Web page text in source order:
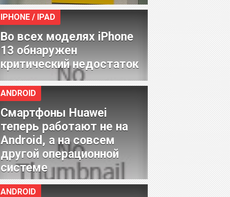
IPHONE / IPAD
Во всех моделях iPhone
13 обнаружен
критический недостаток
ANDROID
Смартфоны Huawei
теперь работают не на
Android, а на совсем
другой операционной
системе
ANDROID